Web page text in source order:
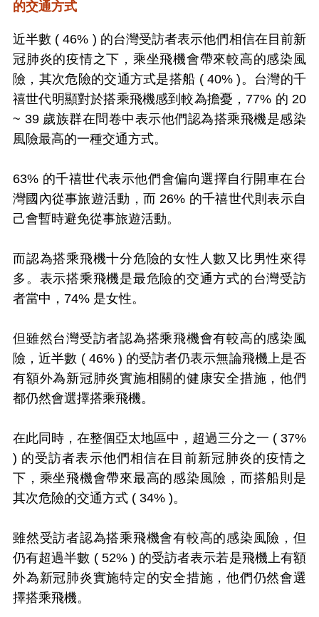
的交通方式
近半數 ( 46% ) 的台灣受訪者表示他們相信在目前新
冠肺炎的疫情之下，乘坐飛機會帶來較高的感染風
險，其次危險的交通方式是搭船 ( 40% )。台灣的千
禧世代明顯對於搭乘飛機感到較為擔憂，77% 的 20
~ 39 歲族群在問卷中表示他們認為搭乘飛機是感染
風險最高的一種交通方式。
63% 的千禧世代表示他們會偏向選擇自行開車在台
灣國內從事旅遊活動，而 26% 的千禧世代則表示自
己會暫時避免從事旅遊活動。
而認為搭乘飛機十分危險的女性人數又比男性來得
多。表示搭乘飛機是最危險的交通方式的台灣受訪
者當中，74% 是女性。
但雖然台灣受訪者認為搭乘飛機會有較高的感染風
險，近半數 ( 46% ) 的受訪者仍表示無論飛機上是否
有額外為新冠肺炎實施相關的健康安全措施，他們
都仍然會選擇搭乘飛機。
在此同時，在整個亞太地區中，超過三分之一 ( 37%
) 的受訪者表示他們相信在目前新冠肺炎的疫情之
下，乘坐飛機會帶來最高的感染風險，而搭船則是
其次危險的交通方式 ( 34% )。
雖然受訪者認為搭乘飛機會有較高的感染風險，但
仍有超過半數 ( 52% ) 的受訪者表示若是飛機上有額
外為新冠肺炎實施特定的安全措施，他們仍然會選
擇搭乘飛機。